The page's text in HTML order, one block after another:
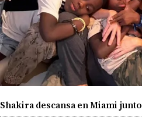
Shakira descansa en Miami